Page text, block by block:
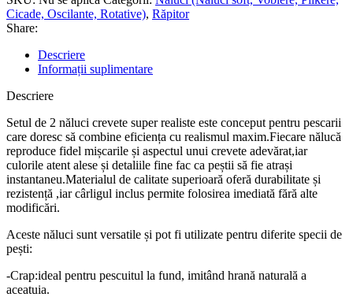
Cicade, Oscilante, Rotative), Răpitor
Share:
Descriere
Informații suplimentare
Descriere
Setul de 2 năluci crevete super realiste este conceput pentru pescarii
care doresc să combine eficiența cu realismul maxim.Fiecare nălucă
reproduce fidel mișcarile și aspectul unui crevete adevărat,iar
culorile atent alese și detaliile fine fac ca peștii să fie atrași
instantaneu.Materialul de calitate superioară oferă durabilitate și
rezistență ,iar cârligul inclus permite folosirea imediată fără alte
modificări.
Aceste năluci sunt versatile și pot fi utilizate pentru diferite specii de
pești:
-Crap:ideal pentru pescuitul la fund, imitând hrană naturală a
aceatuia.